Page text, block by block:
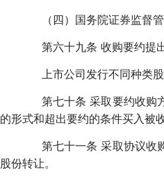
（四）国务院证券监督管
第六十九条 收购要约提出
上市公司发行不同种类股
第七十条 采取要约收购方
的形式和超出要约的条件买入被
第七十一条 采取协议收购
股份转让。